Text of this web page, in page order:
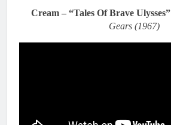
Cream – “Tales Of Brave Ulysses”
Gears (1967)